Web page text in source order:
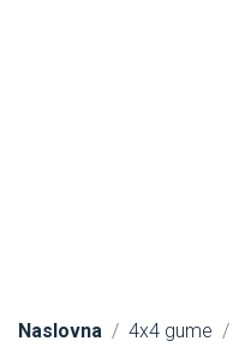
Naslovna 4x4 gume